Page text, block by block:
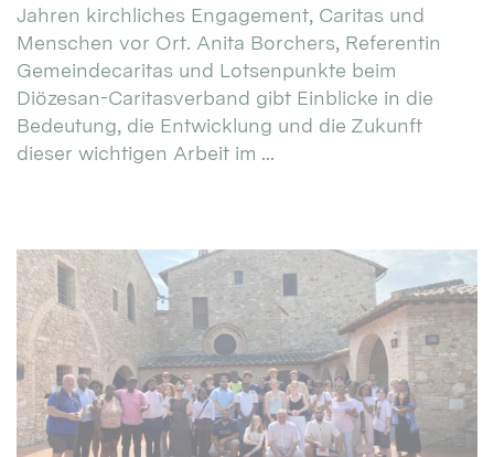
Jahren kirchliches Engagement, Caritas und
Menschen vor Ort. Anita Borchers, Referentin
Gemeindecaritas und Lotsenpunkte beim
Diözesan-Caritasverband gibt Einblicke in die
Bedeutung, die Entwicklung und die Zukunft
dieser wichtigen Arbeit im ...